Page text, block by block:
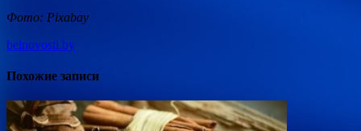
Фото: Pixabay
belnovosti.by
Похожие записи